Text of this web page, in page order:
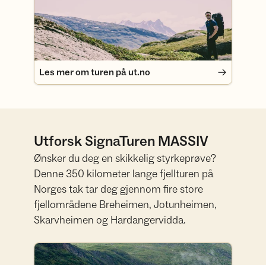
Les mer om turen på ut.no
Utforsk SignaTuren MASSIV
Ønsker du deg en skikkelig styrkeprøve?
Denne 350 kilometer lange fjellturen på
Norges tak tar deg gjennom fire store
fjellområdene Breheimen, Jotunheimen,
Skarvheimen og Hardangervidda.
Les mer om MASSIV